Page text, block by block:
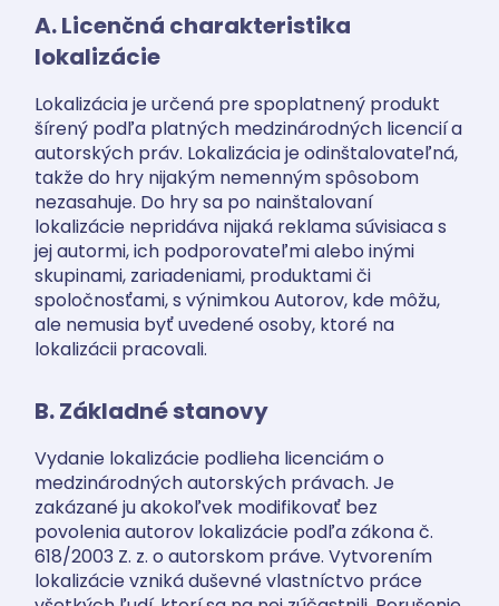
A. Licenčná charakteristika
lokalizácie
Lokalizácia je určená pre spoplatnený produkt
šírený podľa platných medzinárodných licencií a
autorských práv. Lokalizácia je odinštalovateľná,
takže do hry nijakým nemenným spôsobom
nezasahuje. Do hry sa po nainštalovaní
lokalizácie nepridáva nijaká reklama súvisiaca s
jej autormi, ich podporovateľmi alebo inými
skupinami, zariadeniami, produktami či
spoločnosťami, s výnimkou Autorov, kde môžu,
ale nemusia byť uvedené osoby, ktoré na
lokalizácii pracovali.
B. Základné stanovy
Vydanie lokalizácie podlieha licenciám o
medzinárodných autorských právach. Je
zakázané ju akokoľvek modifikovať bez
povolenia autorov lokalizácie podľa zákona č.
618/2003 Z. z. o autorskom práve. Vytvorením
lokalizácie vzniká duševné vlastníctvo práce